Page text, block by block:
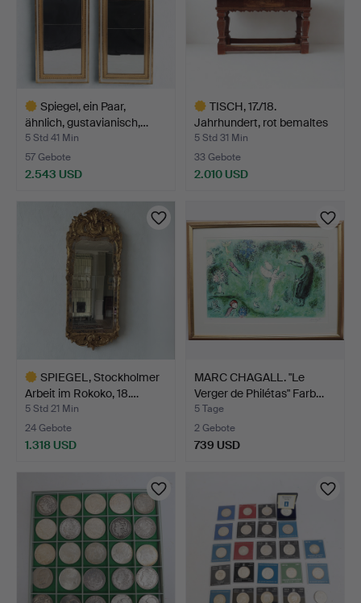
Spiegel, ein Paar,
ähnlich, gustavianisch,…
5 Std 41 Min
57 Gebote
2.543 USD
TISCH, 17./18.
Jahrhundert, rot bemaltes
U…
5 Std 31 Min
33 Gebote
2.010 USD
SPIEGEL, Stockholmer
Arbeit im Rokoko, 18.…
5 Std 21 Min
24 Gebote
1.318 USD
MARC CHAGALL. "Le
Verger de Philétas" Farb…
5 Tage
2 Gebote
739 USD